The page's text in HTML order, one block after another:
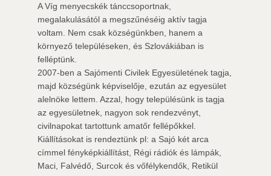
A Víg menyecskék tánccsoportnak,
megalakulásától a megszűnéséig aktív tagja
voltam. Nem csak községünkben, hanem a
környező településeken, és Szlovákiában is
felléptünk.
2007-ben a Sajómenti Civilek Egyesületének tagja,
majd községünk képviselője, ezután az egyesület
alelnöke lettem. Azzal, hogy településünk is tagja
az egyesületnek, nagyon sok rendezvényt,
civilnapokat tartottunk amatőr fellépőkkel.
Kiállításokat is rendeztünk pl: a Sajó két arca
címmel fényképkiállítást, Régi rádiók és lámpák,
Maci, Falvédő, Surcok és vőfélykendők, Retikül